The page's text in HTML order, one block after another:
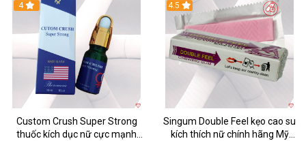
4
Custom Crush Super Strong
thuốc kích dục nữ cực mạnh
4.5
Singum Double Feel kẹo cao su
kích thích nữ chính hãng Mỹ